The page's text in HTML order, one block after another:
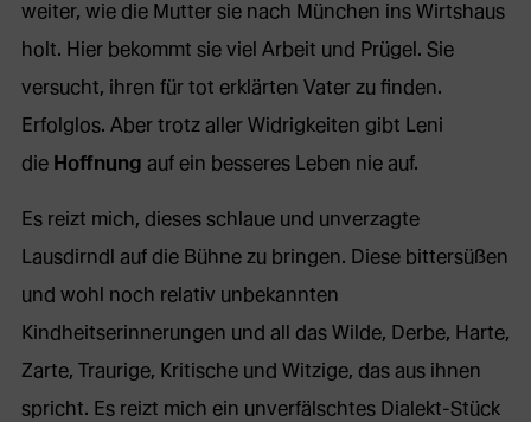
weiter, wie die Mutter sie nach München ins Wirtshaus
holt. Hier bekommt sie viel Arbeit und Prügel. Sie
versucht, ihren für tot erklärten Vater zu finden.
Erfolglos. Aber trotz aller Widrigkeiten gibt Leni
die Hoffnung auf ein besseres Leben nie auf.
Es reizt mich, dieses schlaue und unverzagte
Lausdirndl auf die Bühne zu bringen. Diese bittersüßen
und wohl noch relativ unbekannten
Kindheitserinnerungen und all das Wilde, Derbe, Harte,
Zarte, Traurige, Kritische und Witzige, das aus ihnen
spricht. Es reizt mich ein unverfälschtes Dialekt-Stück